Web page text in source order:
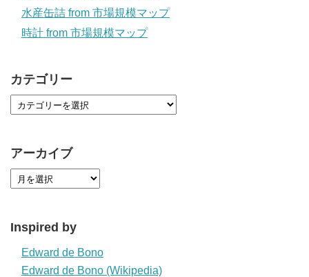
水産缶詰 from 市場規模マップ
時計 from 市場規模マップ
カテゴリー
アーカイブ
Inspired by
Edward de Bono
Edward de Bono (Wikipedia)